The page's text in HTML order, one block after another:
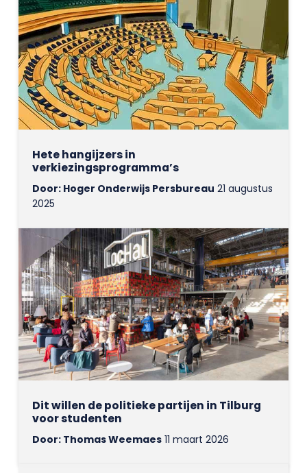
Hete hangijzers in
verkiezingsprogramma’s
Door: Hoger Onderwijs Persbureau 21 augustus
2025
Dit willen de politieke partijen in Tilburg
voor studenten
Door: Thomas Weemaes11 maart 2026